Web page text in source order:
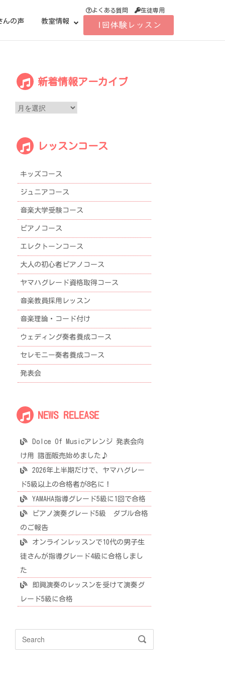
んの声 教室情報
よくある質問 生徒専用
新着情報アーカイブ
レッスンコース
キッズコース
ジュニアコース
音楽大学受験コース
ピアノコース
エレクトーンコース
大人の初心者ピアノコース
ヤマハグレード資格取得コース
音楽教員採用レッスン
音楽理論・コード付け
ウェディング奏者養成コース
セレモニー奏者養成コース
発表会
NEWS RELEASE
Dolce Of Musicアレンジ 発表会向
け用 譜面販売始めました♪
2026年上半期だけで、ヤマハグレー
ド5級以上の合格者が8名に！
YAMAHA指導グレード5級に1回で合格
ピアノ演奏グレード5級 ダブル合格
のご報告
オンラインレッスンで10代の男子生
徒さんが指導グレード4級に合格しまし
た
即興演奏のレッスンを受けて演奏グ
レード5級に合格
Search
SEARCH